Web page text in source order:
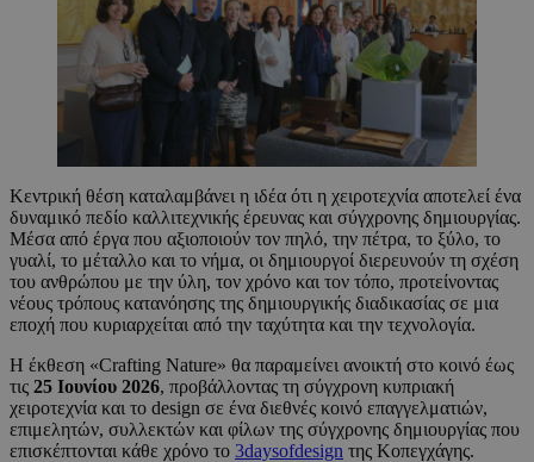
Κεντρική θέση καταλαμβάνει η ιδέα ότι η χειροτεχνία αποτελεί ένα
δυναμικό πεδίο καλλιτεχνικής έρευνας και σύγχρονης δημιουργίας.
Μέσα από έργα που αξιοποιούν τον πηλό, την πέτρα, το ξύλο, το
γυαλί, το μέταλλο και το νήμα, οι δημιουργοί διερευνούν τη σχέση
του ανθρώπου με την ύλη, τον χρόνο και τον τόπο, προτείνοντας
νέους τρόπους κατανόησης της δημιουργικής διαδικασίας σε μια
εποχή που κυριαρχείται από την ταχύτητα και την τεχνολογία.
Η έκθεση «Crafting Nature» θα παραμείνει ανοικτή στο κοινό έως
τις 25 Ιουνίου 2026, προβάλλοντας τη σύγχρονη κυπριακή
χειροτεχνία και το design σε ένα διεθνές κοινό επαγγελματιών,
επιμελητών, συλλεκτών και φίλων της σύγχρονης δημιουργίας που
επισκέπτονται κάθε χρόνο το 3daysofdesign της Κοπεγχάγης.